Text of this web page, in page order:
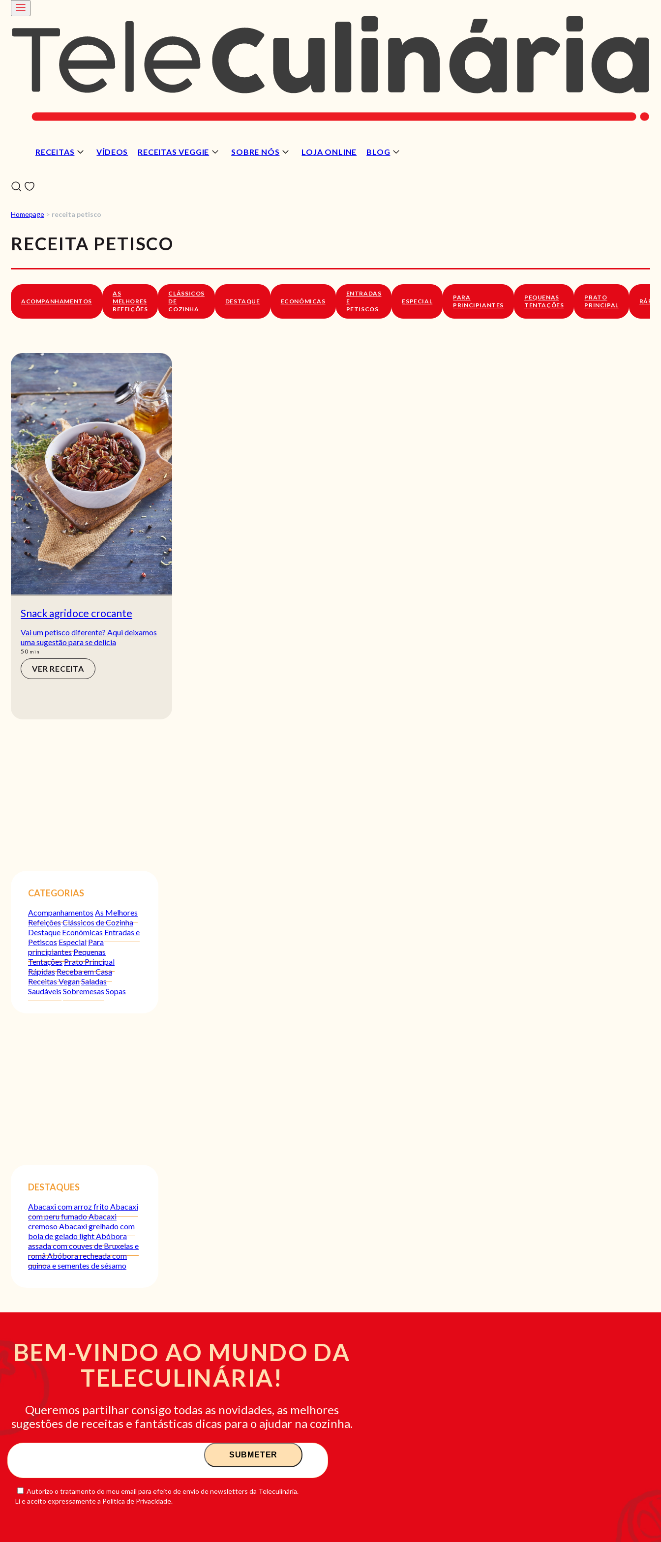
RECEITAS VÍDEOS RECEITAS VEGGIE SOBRE NÓS LOJA ONLINE BLOG
SOBRE NÓS
Homepage > receita petisco
RECEITA PETISCO
ACOMPANHAMENTOS
AS
MELHORES
REFEIÇÕES
CLÁSSICOS
DE
COZINHA
DESTAQUE ECONÓMICAS
ENTRADAS
E
PETISCOS
ESPECIAL
PARA
PRINCIPIANTES
PEQUENAS
TENTAÇÕES
PRATO
PRINCIPAL
Snack agridoce crocante
Vai um petisco diferente? Aqui deixamos
uma sugestão para se delicia
50min
min
VER RECEITA
CATEGORIAS
Acompanhamentos As Melhores
RefeiçõesClássicos de Cozinha
Destaque EconómicasEntradas e
PetiscosEspecialPara
principiantesPequenas
TentaçõesPrato Principal
RápidasReceba em Casa
Receitas VeganSaladas
SaudáveisSobremesasSopas
DESTAQUES
Abacaxi com arroz fritoAbacaxi
com peru fumadoAbacaxi
cremosoAbacaxi grelhado com
bola de gelado lightAbóbora
assada com couves de Bruxelas e
romãAbóbora recheada com
quinoa e sementes de sésamo
BEM-VINDO AO MUNDO DA
TELECULINÁRIA!
Queremos partilhar consigo todas as novidades, as melhores
sugestões de receitas e fantásticas dicas para o ajudar na cozinha.
Autorizo o tratamento do meu email para efeito de envio de newsletters da Teleculinária.
Li e aceito expressamente a Política de Privacidade.